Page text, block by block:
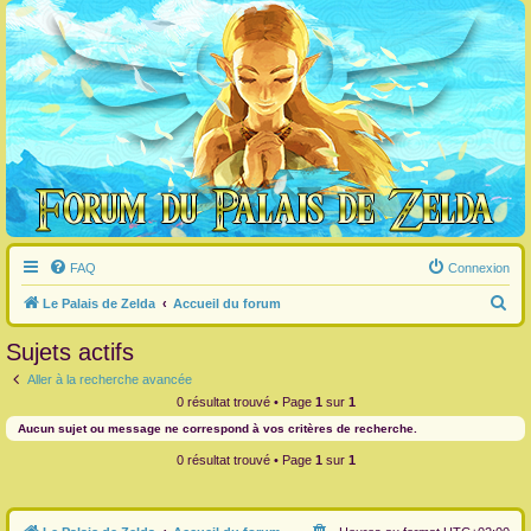
FAQ Connexion
Le Palais de Zelda Accueil du forum
e
e
r
Sujets actifs
Aller à la recherche avancée
0 résultat trouvé • Page 1 sur 1
Aucun sujet ou message ne correspond à vos critères de recherche.
0 résultat trouvé • Page 1 sur 1